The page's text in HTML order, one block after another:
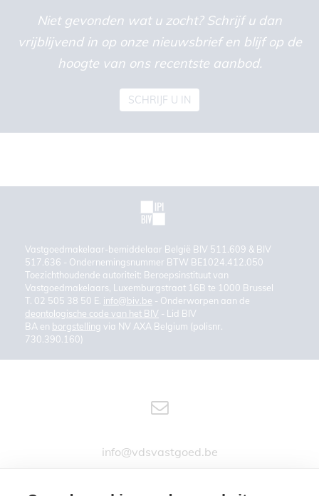
Niet gevonden wat u zocht? Schrijf u dan
vrijblijvend in op onze nieuwsbrief en blijf op de
hoogte van ons recentste aanbod.
SCHRIJF U IN
Vastgoedmakelaar-bemiddelaar België BIV 511.609 & BIV
517.636 - Ondernemingsnummer BTW BE1024.412.050
Toezichthoudende autoriteit: Beroepsinstituut van
Vastgoedmakelaars, Luxemburgstraat 16B te 1000 Brussel
T. 02 505 38 50 E. info@biv.be - Onderworpen aan de
deontologische code van het BIV - Lid BIV
BA en borgstelling via NV AXA Belgium (polisnr.
730.390.160)
info@vdsvastgoed.be